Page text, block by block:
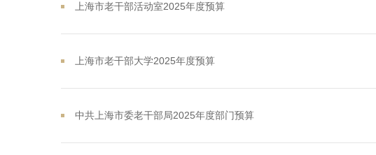
上海市老干部活动室2025年度预算
上海市老干部大学2025年度预算
中共上海市委老干部局2025年度部门预算